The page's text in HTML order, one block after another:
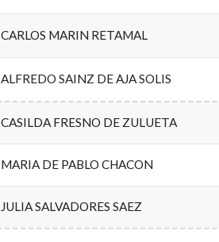
CARLOS MARIN RETAMAL
ALFREDO SAINZ DE AJA SOLIS
CASILDA FRESNO DE ZULUETA
MARIA DE PABLO CHACON
JULIA SALVADORES SAEZ